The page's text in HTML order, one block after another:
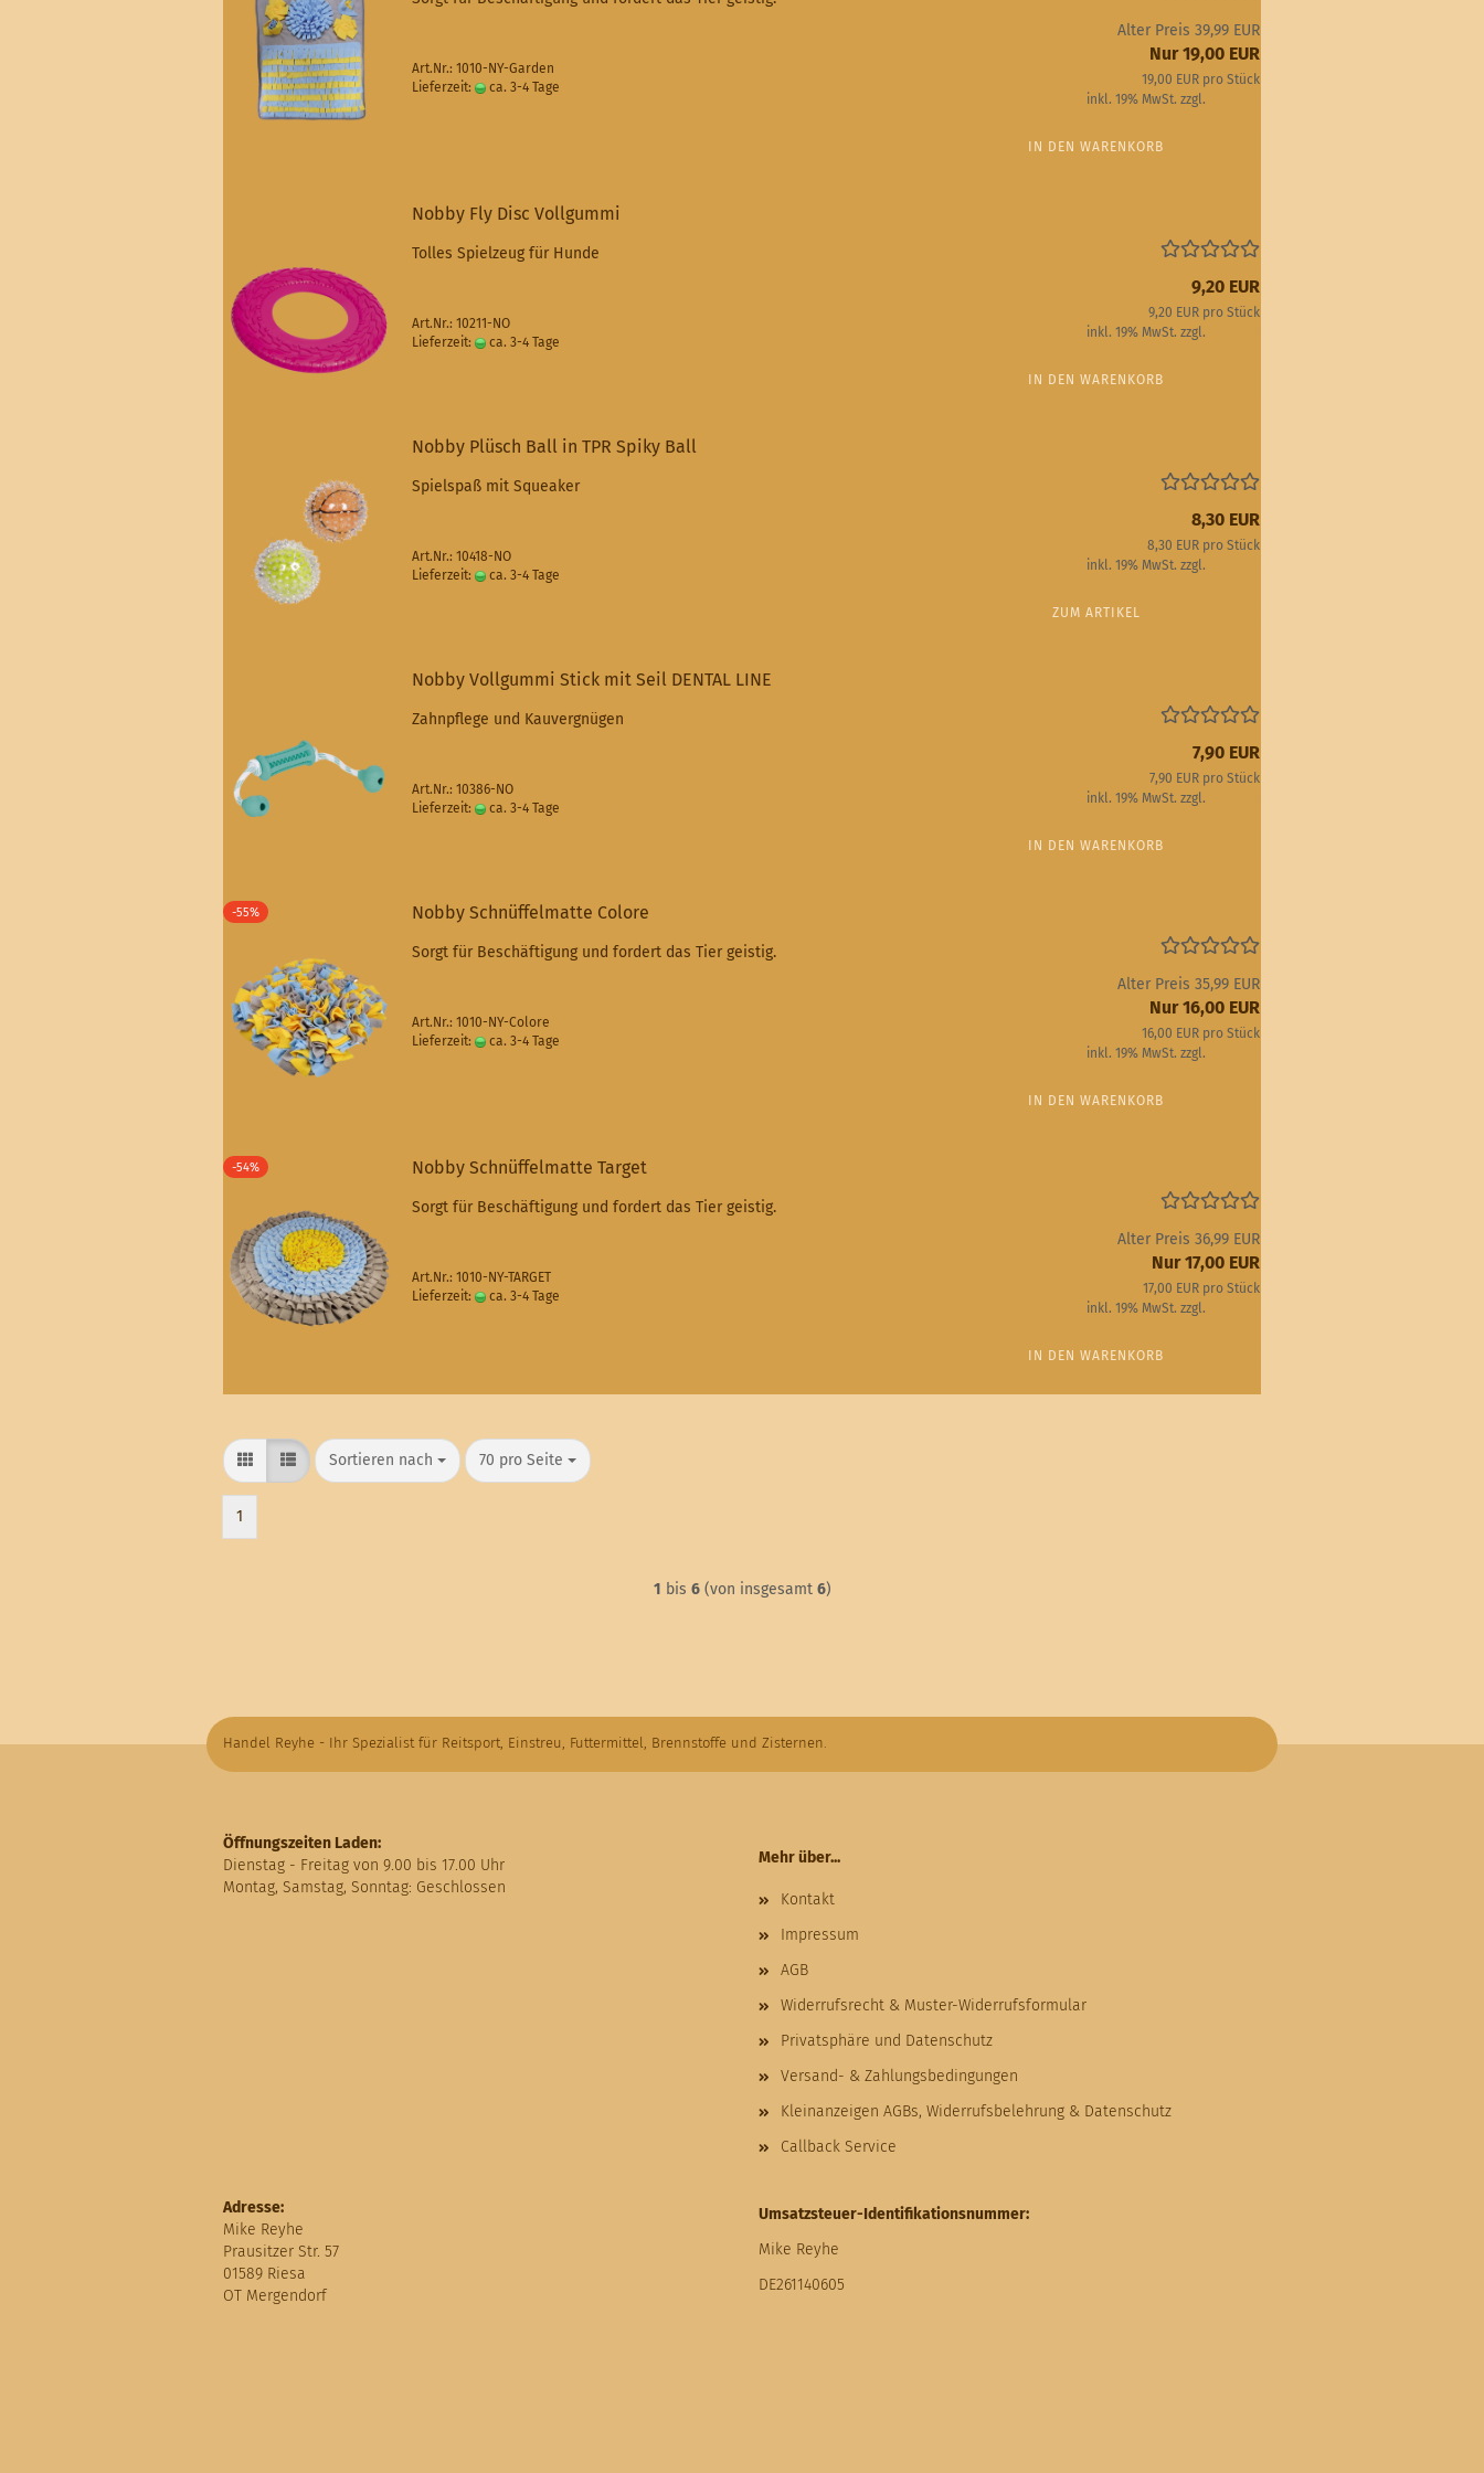
Art.Nr.: 1010-NY-Garden
Lieferzeit:
ca. 3-4 Tage
Alter Preis 39,99 EUR
Nur 19,00 EUR
19,00 EUR pro Stück
inkl. 19% MwSt. zzgl.
IN DEN WARENKORB
Nobby Fly Disc Vollgummi
Tolles Spielzeug für Hunde
Art.Nr.: 10211-NO
Lieferzeit:
ca. 3-4 Tage
9,20 EUR
9,20 EUR pro Stück
inkl. 19% MwSt. zzgl.
IN DEN WARENKORB
Nobby Plüsch Ball in TPR Spiky Ball
Spielspaß mit Squeaker
Art.Nr.: 10418-NO
Lieferzeit:
ca. 3-4 Tage
8,30 EUR
8,30 EUR pro Stück
inkl. 19% MwSt. zzgl.
ZUM ARTIKEL
Nobby Vollgummi Stick mit Seil DENTAL LINE
Zahnpflege und Kauvergnügen
Art.Nr.: 10386-NO
Lieferzeit:
ca. 3-4 Tage
7,90 EUR
7,90 EUR pro Stück
inkl. 19% MwSt. zzgl.
IN DEN WARENKORB
-55% Nobby Schnüffelmatte Colore
Sorgt für Beschäftigung und fordert das Tier geistig.
Art.Nr.: 1010-NY-Colore
Lieferzeit:
ca. 3-4 Tage
Alter Preis 35,99 EUR
Nur 16,00 EUR
16,00 EUR pro Stück
inkl. 19% MwSt. zzgl.
IN DEN WARENKORB
-54% Nobby Schnüffelmatte Target
Sorgt für Beschäftigung und fordert das Tier geistig.
Art.Nr.: 1010-NY-TARGET
Lieferzeit:
ca. 3-4 Tage
Alter Preis 36,99 EUR
Nur 17,00 EUR
17,00 EUR pro Stück
inkl. 19% MwSt. zzgl.
IN DEN WARENKORB
Sortieren nach
Sortieren nach 70 pro Seite
pro Seite
1
1 bis 6(von insgesamt 6)
Handel Reyhe - Ihr Spezialist für Reitsport, Einstreu, Futtermittel, Brennstoffe und Zisternen.
Öffnungszeiten Laden:
Dienstag - Freitag von 9.00 bis 17.00 Uhr
Montag, Samstag, Sonntag: Geschlossen
Mehr über...
Kontakt
Impressum
AGB
Widerrufsrecht & Muster-Widerrufsformular
Privatsphäre und Datenschutz
Versand- & Zahlungsbedingungen
Kleinanzeigen AGBs, Widerrufsbelehrung & Datenschutz
Callback Service
Adresse:
Mike Reyhe
Prausitzer Str. 57
01589 Riesa
OT Mergendorf
Umsatzsteuer-Identifikationsnummer:
Mike Reyhe
DE261140605